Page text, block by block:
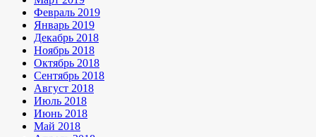
Февраль 2019
Январь 2019
Декабрь 2018
Ноябрь 2018
Октябрь 2018
Сентябрь 2018
Август 2018
Июль 2018
Июнь 2018
Май 2018